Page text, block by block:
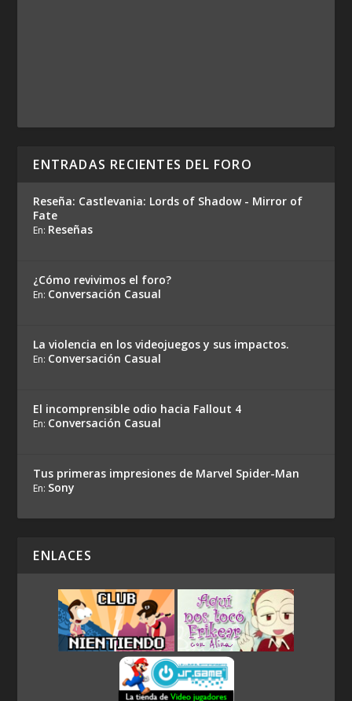
ENTRADAS RECIENTES DEL FORO
Reseña: Castlevania: Lords of Shadow - Mirror of
Fate
En: Reseñas
¿Cómo revivimos el foro?
En: Conversación Casual
La violencia en los videojuegos y sus impactos.
En: Conversación Casual
El incomprensible odio hacia Fallout 4
En: Conversación Casual
Tus primeras impresiones de Marvel Spider-Man
En: Sony
ENLACES